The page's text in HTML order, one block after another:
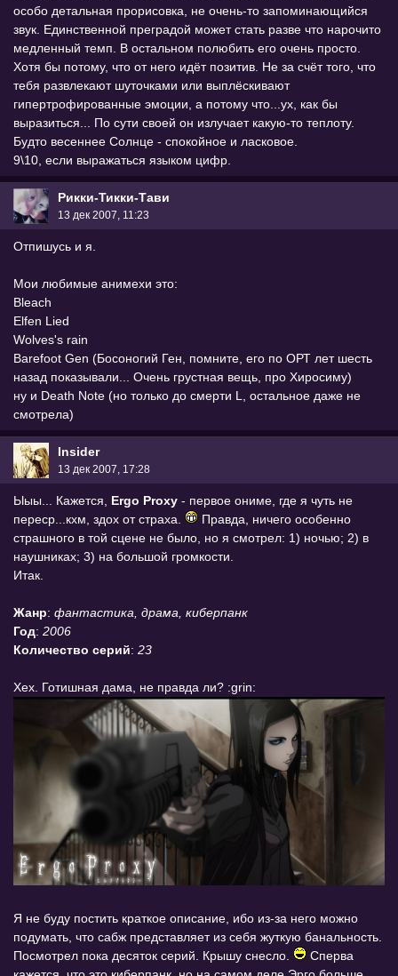
особо детальная прорисовка, не очень-то запоминающийся
звук. Единственной преградой может стать разве что нарочито
медленный темп. В остальном полюбить его очень просто.
Хотя бы потому, что от него идёт позитив. Не за счёт того, что
тебя развлекают шуточками или выплёскивают
гипертрофированные эмоции, а потому что...ух, как бы
выразиться... По сути своей он излучает какую-то теплоту.
Будто весеннее Солнце - спокойное и ласковое.
9\10, если выражаться языком цифр.
Рикки-Тикки-Тави
13 дек 2007, 11:23
Отпишусь и я.
Мои любимые анимехи это:
Bleach
Elfen Lied
Wolves's rain
Barefoot Gen (Босоногий Ген, помните, его по ОРТ лет шесть
назад показывали... Очень грустная вещь, про Хиросиму)
ну и Death Note (но только до смерти L, остальное даже не
смотрела)
Insider
13 дек 2007, 17:28
Ыыы... Кажется, Ergo Proxy - первое ониме, где я чуть не
переср...кхм, здох от страха.
Правда, ничего особенно
страшного в той сцене не было, но я смотрел: 1) ночью; 2) в
наушниках; 3) на большой громкости.
Итак.
Жанр: фантастика, драма, киберпанк
Год: 2006
Количество серий: 23
Хех. Готишная дама, не правда ли? :grin:
Я не буду постить краткое описание, ибо из-за него можно
подумать, что сабж представляет из себя жуткую банальность.
Посмотрел пока десяток серий. Крышу снесло.
Сперва